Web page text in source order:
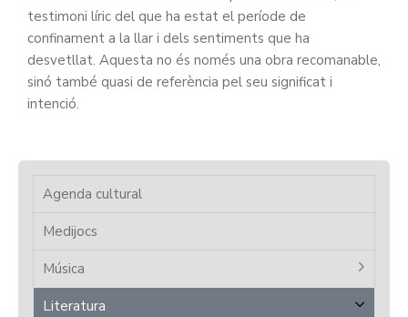
testimoni líric del que ha estat el període de
confinament a la llar i dels sentiments que ha
desvetllat. Aquesta no és només una obra recomanable,
sinó també quasi de referència pel seu significat i
intenció.
Agenda cultural
Medijocs
Música
Literatura